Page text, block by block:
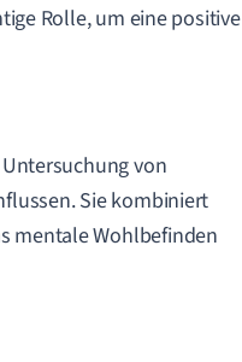
Rolle, um eine positive
von
Sie kombiniert
mentale Wohlbefinden